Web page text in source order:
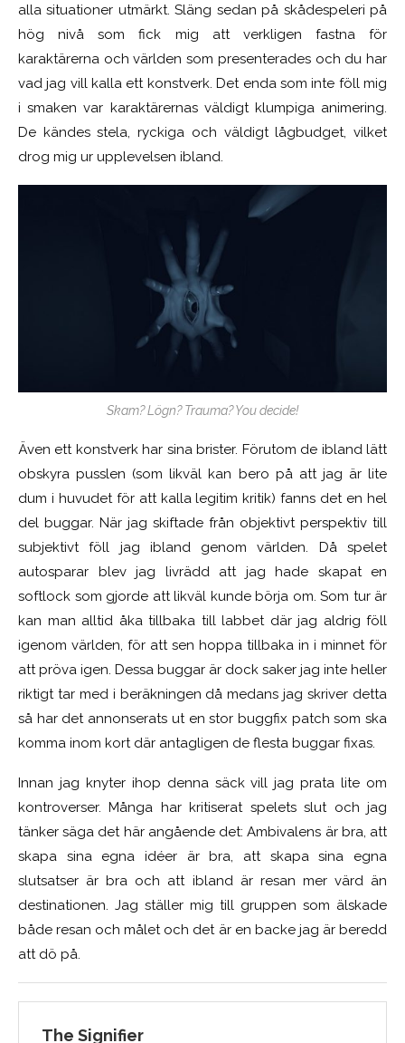
alla situationer utmärkt. Släng sedan på skådespeleri på
hög nivå som fick mig att verkligen fastna för
karaktärerna och världen som presenterades och du har
vad jag vill kalla ett konstverk. Det enda som inte föll mig
i smaken var karaktärernas väldigt klumpiga animering.
De kändes stela, ryckiga och väldigt lågbudget, vilket
drog mig ur upplevelsen ibland.
Skam? Lögn? Trauma? You decide!
Även ett konstverk har sina brister. Förutom de ibland lätt
obskyra pusslen (som likväl kan bero på att jag är lite
dum i huvudet för att kalla legitim kritik) fanns det en hel
del buggar. När jag skiftade från objektivt perspektiv till
subjektivt föll jag ibland genom världen. Då spelet
autosparar blev jag livrädd att jag hade skapat en
softlock som gjorde att likväl kunde börja om. Som tur är
kan man alltid åka tillbaka till labbet där jag aldrig föll
igenom världen, för att sen hoppa tillbaka in i minnet för
att pröva igen. Dessa buggar är dock saker jag inte heller
riktigt tar med i beräkningen då medans jag skriver detta
så har det annonserats ut en stor buggfix patch som ska
komma inom kort där antagligen de flesta buggar fixas.
Innan jag knyter ihop denna säck vill jag prata lite om
kontroverser. Många har kritiserat spelets slut och jag
tänker säga det här angående det: Ambivalens är bra, att
skapa sina egna idéer är bra, att skapa sina egna
slutsatser är bra och att ibland är resan mer värd än
destinationen. Jag ställer mig till gruppen som älskade
både resan och målet och det är en backe jag är beredd
att dö på.
The Signifier